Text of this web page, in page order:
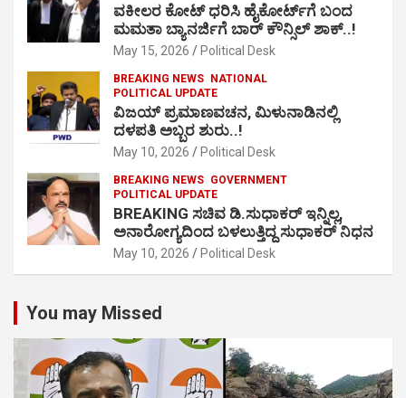
ವಕೀಲರ ಕೋಟ್ ಧರಿಸಿ ಹೈಕೋರ್ಟ್​ಗೆ ಬಂದ
ಮಮತಾ ಬ್ಯಾನರ್ಜಿಗೆ ಬಾರ್ ಕೌನ್ಸಿಲ್ ಶಾಕ್..!
May 15, 2026 Political Desk
BREAKING NEWS
NATIONAL
POLITICAL UPDATE
ವಿಜಯ್ ಪ್ರಮಾಣವಚನ, ಮಿಳುನಾಡಿನಲ್ಲಿ
ದಳಪತಿ ಅಬ್ಬರ ಶುರು..!
May 10, 2026 Political Desk
BREAKING NEWS GOVERNMENT
POLITICAL UPDATE
BREAKING ಸಚಿವ ಡಿ.ಸುಧಾಕರ್ ಇನ್ನಿಲ್ಲ,
ಅನಾರೋಗ್ಯದಿಂದ ಬಳಲುತ್ತಿದ್ದ ಸುಧಾಕರ್ ನಿಧನ
May 10, 2026 Political Desk
You may Missed